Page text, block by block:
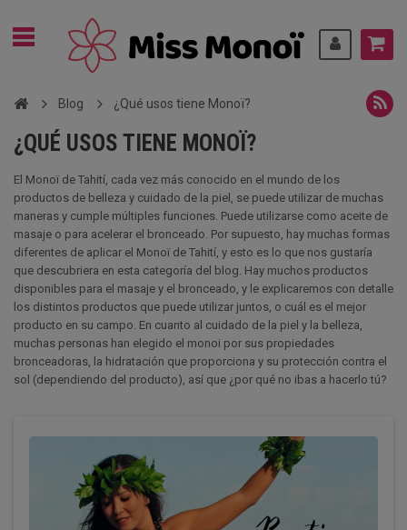
Blog ¿Qué usos tiene Monoï?
¿QUÉ USOS TIENE MONOÏ?
El Monoï de Tahití, cada vez más conocido en el mundo de los
productos de belleza y cuidado de la piel, se puede utilizar de muchas
maneras y cumple múltiples funciones. Puede utilizarse como aceite de
masaje o para acelerar el bronceado. Por supuesto, hay muchas formas
diferentes de aplicar el Monoï de Tahití, y esto es lo que nos gustaría
que descubriera en esta categoría del blog. Hay muchos productos
disponibles para el masaje y el bronceado, y le explicaremos con detalle
los distintos productos que puede utilizar juntos, o cuál es el mejor
producto en su campo. En cuanto al cuidado de la piel y la belleza,
muchas personas han elegido el monoi por sus propiedades
bronceadoras, la hidratación que proporciona y su protección contra el
sol (dependiendo del producto), así que ¿por qué no ibas a hacerlo tú?